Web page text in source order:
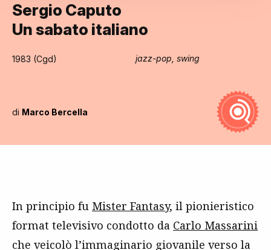
Sergio Caputo
Un sabato italiano
1983 (Cgd) jazz-pop, swing
di Marco Bercella
In principio fu Mister Fantasy, il pionieristico
format televisivo condotto da Carlo Massarini
che veicolò l’immaginario giovanile verso la